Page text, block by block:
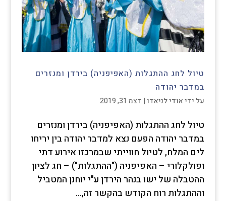
טיול לחג ההתגלות (האפיפניה) בירדן ומנזרים
במדבר יהודה
על ידיאודי לניאדו| דצמ 31, 2019
טיול לחג ההתגלות (האפיפניה) בירדן ומנזרים
במדבר יהודה הפעם נצא למדבר יהודה בין יריחו
לים המלח, לטיול חווייתי שבמרכזו אירוע דתי
ופולקלורי – האפיפניה ("ההתגלות") – חג לציון
ההטבלה של ישו בנהר הירדן ע"י יוחנן המטביל
וההתגלות רוח הקודש בהקשר זה,...